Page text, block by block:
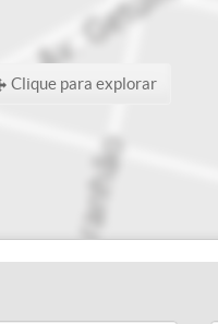
Clique para explorar